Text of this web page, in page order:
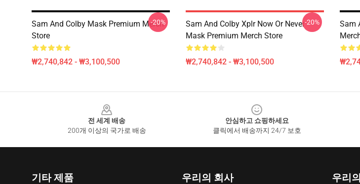
Sam And Colby Mask Premium Merch
Store
₩2,740,842 - ₩3,100,500
-20%
Sam And Colby Xplr Now Or Never
Mask Premium Merch Store
₩2,740,842 - ₩3,100,500
-20%
Sam
전 세계 배송
200개 이상의 국가로 배송
안심하고 쇼핑하세요
클릭에서 배송까지 24/7 보호
기타 제품 우리의 회사 우리